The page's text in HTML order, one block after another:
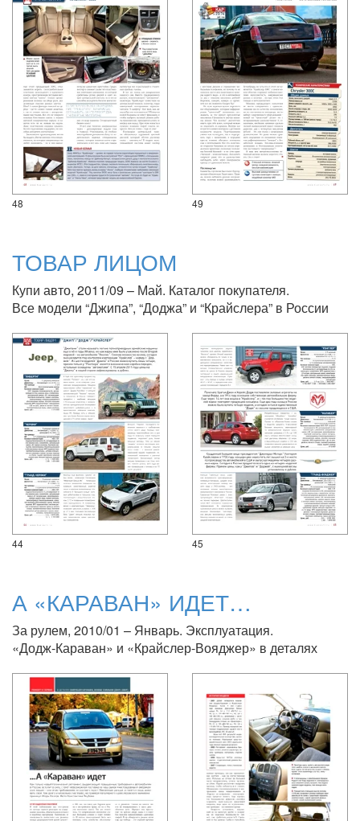
48 49
ТОВАР ЛИЦОМ
Купи авто, 2011/09 – Май. Каталог покупателя.
Все модели “Джипа”, “Доджа” и “Крайслера” в России
44 45
А «КАРАВАН» ИДЕТ…
За рулем, 2010/01 – Январь. Эксплуатация.
«Додж-Караван» и «Крайслер-Вояджер» в деталях